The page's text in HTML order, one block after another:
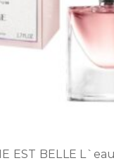
EST BELLE